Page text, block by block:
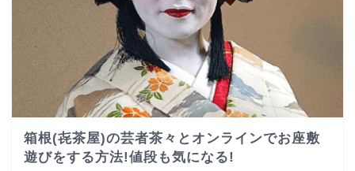
箱根(㐂茶屋)の芸者茶々とオンラインでお座敷
遊びをする方法!値段も気になる!